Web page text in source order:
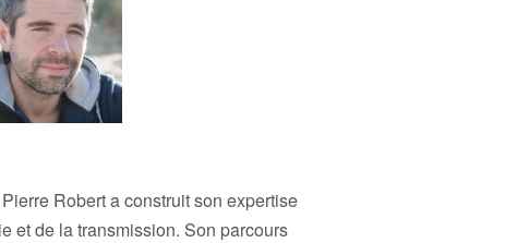
Robert a construit son expertise
et de la transmission. Son parcours